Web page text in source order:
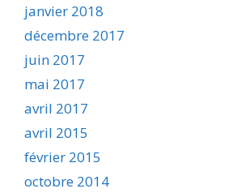
janvier 2018
décembre 2017
juin 2017
mai 2017
avril 2017
avril 2015
février 2015
octobre 2014